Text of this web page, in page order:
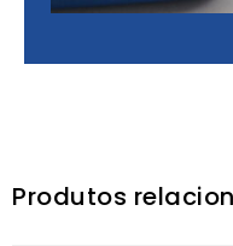
Produtos